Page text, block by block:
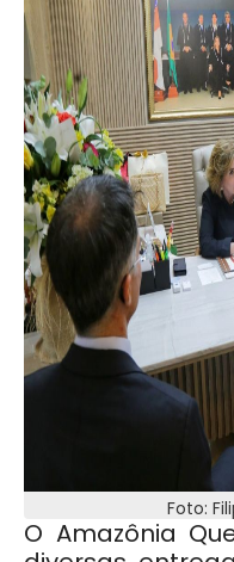
Foto:
O Amazônia